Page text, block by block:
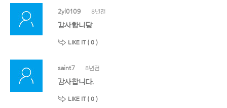
2yl0109 8년전
감사합니당
LIKE IT ( 0 )
saint7 8년전
감사합니다.
LIKE IT ( 0 )